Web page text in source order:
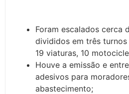
Foram escalados cerca
divididos em três
19 viaturas, 10
Houve a emissão e
adesivos para
abastecimento;